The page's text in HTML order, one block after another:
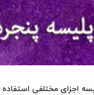
اجزای مختلفی استفاده